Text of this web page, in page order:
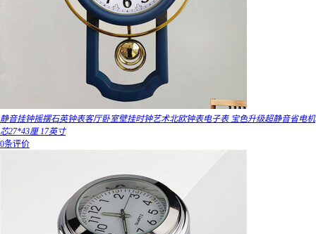
静音挂钟摇摆石英钟表客厅卧室壁挂时钟艺术北欧钟表电子表 宝色升级超静音省电机
芯27*43厘 17英寸
0条评价